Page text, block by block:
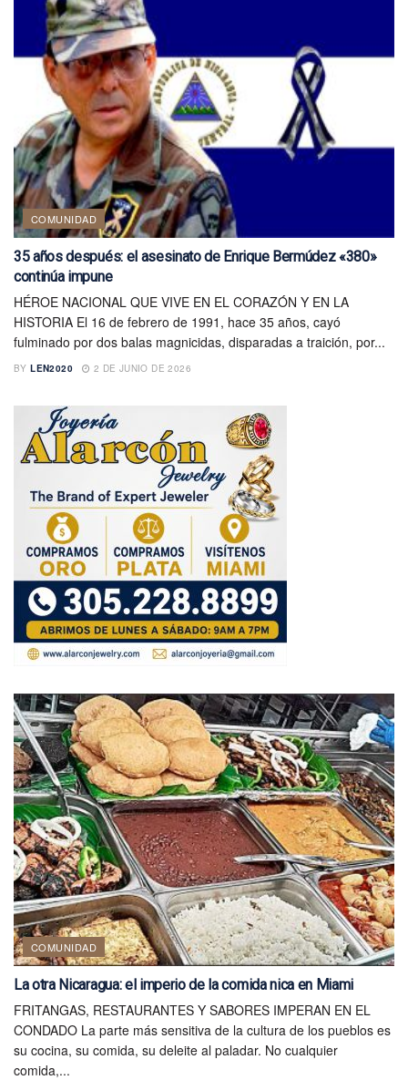
COMUNIDAD
35 años después: el asesinato de Enrique Bermúdez «380»
continúa impune
HÉROE NACIONAL QUE VIVE EN EL CORAZÓN Y EN LA
HISTORIA El 16 de febrero de 1991, hace 35 años, cayó
fulminado por dos balas magnicidas, disparadas a traición, por...
BY LEN2020 2 DE JUNIO DE 2026
COMUNIDAD
La otra Nicaragua: el imperio de la comida nica en Miami
FRITANGAS, RESTAURANTES Y SABORES IMPERAN EN EL
CONDADO La parte más sensitiva de la cultura de los pueblos es
su cocina, su comida, su deleite al paladar. No cualquier
comida,...